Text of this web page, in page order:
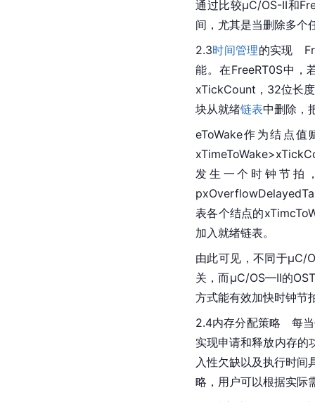
通过比较μC/OS-II和
间，尤其是当删除多个
2.3时间管理的实现　
能。在FreeRT0S中，
xTickCount，32位长
块从就绪链表中删除，
eToWake作为结点
发生一个时钟节拍
表各个结点的
加入就绪链表。
由此可见，不同于μC/
关，而μC/OS—II的
方式能有效加快时钟节
2.4内存分配策略　每
实现申请和释放内存的
入性欠缺以及执行时
略，用户可以根据实际